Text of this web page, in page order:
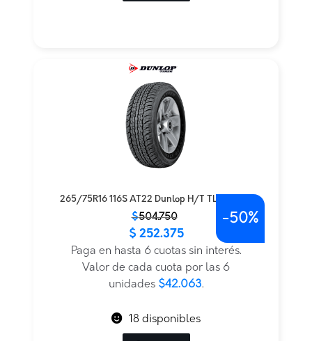
265/75R16 116S AT22 Dunlop H/T TL BLK JAP
$504.750
original
$504.750.
actual
$252.375.
$ 252.375
Paga en hasta 6 cuotas sin interés.
Valor de cada cuota por las 6
unidades $42.063.
-50%
18 disponibles